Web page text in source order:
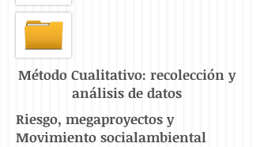
Método Cualitativo: recolección y
análisis de datos
Riesgo, megaproyectos y
Movimiento socialambiental